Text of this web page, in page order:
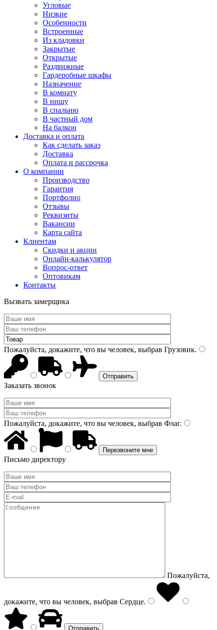
Угловые
Низкие
Особенности
Встроенные
Из кладовки
Закрытые
Открытые
Раздвижные
Гардеробные шкафы
Назначение
В комнату
В нишу
В спальню
В частный дом
На балкон
Доставка и оплата
Как сделать заказ
Доставка
Оплата и рассрочка
О компании
Производство
Гарантия
Портфолио
Отзывы
Реквизиты
Вакансии
Карта сайта
Клиентам
Скидки и акции
Онлайн-калькулятор
Вопрос-ответ
Оптовикам
Контакты
Вызвать замерщика
Пожалуйста, докажите, что вы человек, выбрав Грузовик.
Заказать звонок
Пожалуйста, докажите, что вы человек, выбрав Флаг.
Письмо директору
Пожалуйста,
докажите, что вы человек, выбрав Сердце.